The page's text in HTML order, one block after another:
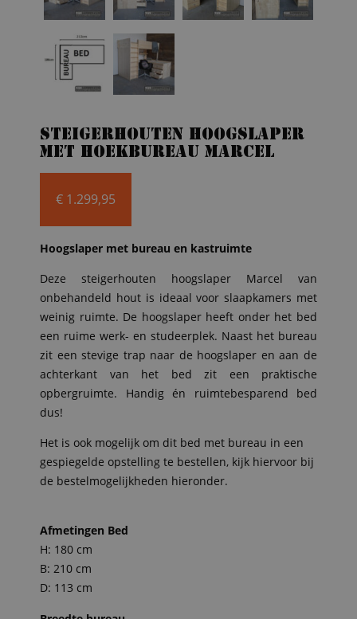
Steigerhouten hoogslaper
met hoekbureau Marcel
€ 1.299,95
Hoogslaper met bureau en kastruimte
Deze steigerhouten hoogslaper Marcel van
onbehandeld hout is ideaal voor slaapkamers met
weinig ruimte. De hoogslaper heeft onder het bed
een ruime werk- en studeerplek. Naast het bureau
zit een stevige trap naar de hoogslaper en aan de
achterkant van het bed zit een praktische
opbergruimte. Handig én ruimtebesparend bed
dus!
Het is ook mogelijk om dit bed met bureau in een
gespiegelde opstelling te bestellen, kijk hiervoor bij
de bestelmogelijkheden hieronder.
Afmetingen Bed
H: 180 cm
B: 210 cm
D: 113 cm